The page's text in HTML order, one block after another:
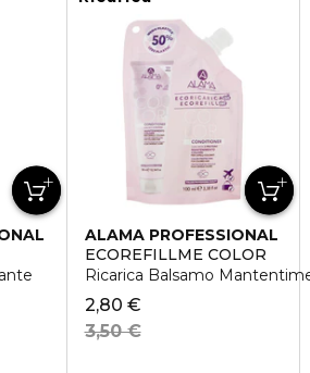
ALAMA PROFESSIONAL
ECOREFILLME COLOR
Ricarica Balsamo
2,80 €
3,50 €